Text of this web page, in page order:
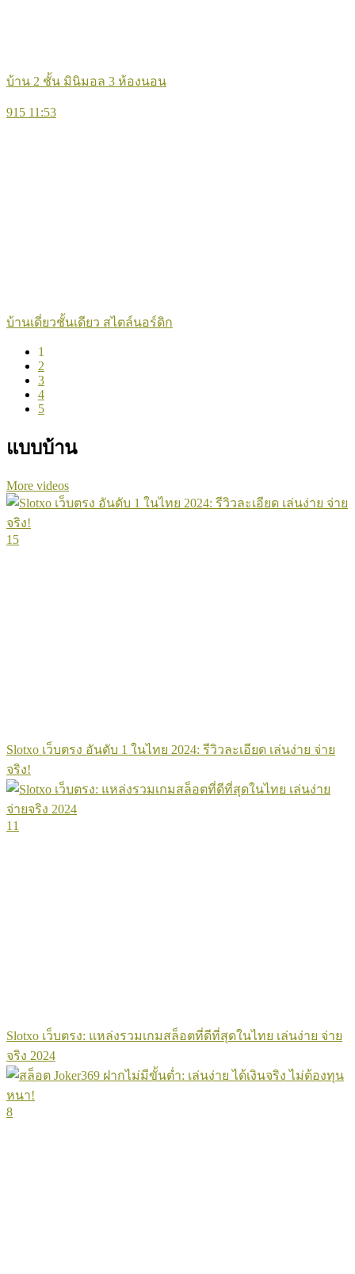
บ้าน 2 ชั้น มินิมอล 3 ห้องนอน
915 11:53
บ้านเดี่ยวชั้นเดียว สไตล์นอร์ดิก
1
2
3
4
5
แบบบ้าน
More videos
15
Slotxo เว็บตรง อันดับ 1 ในไทย 2024: รีวิวละเอียด เล่นง่าย จ่าย
จริง!
11
Slotxo เว็บตรง: แหล่งรวมเกมสล็อตที่ดีที่สุดในไทย เล่นง่าย จ่าย
จริง 2024
8